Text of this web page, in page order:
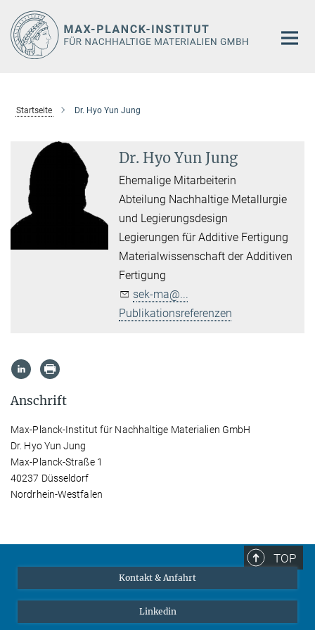
Hauptinhalt
Startseite Dr. Hyo Yun Jung
Dr. Hyo Yun Jung
Ehemalige Mitarbeiterin
Abteilung Nachhaltige Metallurgie
und Legierungsdesign
Legierungen für Additive Fertigung
Materialwissenschaft der Additiven
Fertigung
sek-ma@...
Publikationsreferenzen
Anschrift
Max-Planck-Institut für Nachhaltige Materialien GmbH
Dr. Hyo Yun Jung
Max-Planck-Straße 1
40237 Düsseldorf
Nordrhein-Westfalen
TOP
Kontakt & Anfahrt
Linkedin